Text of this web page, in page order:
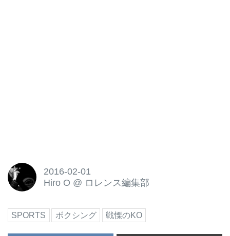
2016-02-01
Hiro O @ ロレンス編集部
SPORTS ボクシング 戦慄のKO